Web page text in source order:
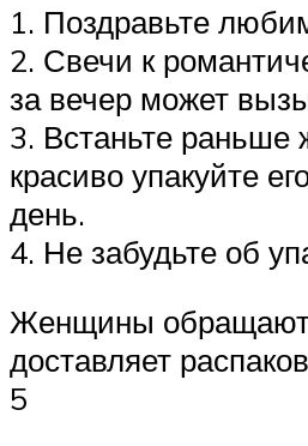
1. Поздравьте
2. Свечи к
за вечер может
3. Встаньте раньше
красиво упакуйте
день.
4. Не забудьте об
Женщины обращают
доставляет
5